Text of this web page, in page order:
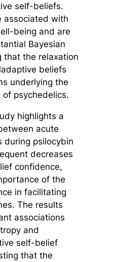
self-beliefs.
associated with
being and are
Bayesian
that the relaxation
beliefs
underlying the
psychedelics.
highlights a
acute
during psilocybin
decreases
confidence,
of the
in facilitating
The results
associations
and
self-belief
that the